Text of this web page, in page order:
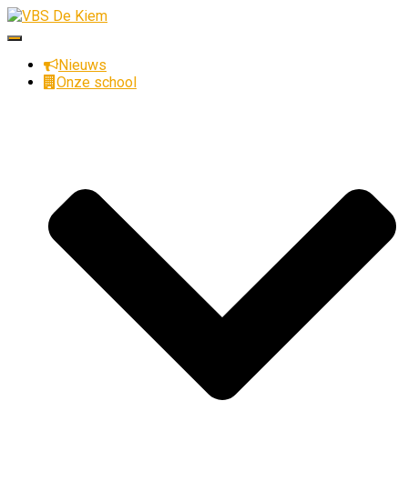
Toggle
navigatieNieuws
Onze school